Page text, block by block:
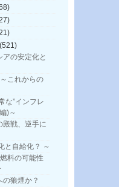
(521)
アの安定化と
これからの
な”インフレ
)～
殿戦、逆手に
自給化？ ～
料の可能性
狼煙か？